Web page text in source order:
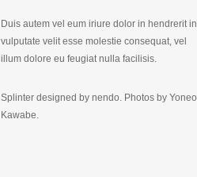
Duis autem vel eum iriure dolor in hendrerit in
vulputate velit esse molestie consequat, vel
illum dolore eu feugiat nulla facilisis.
Splinter designed by nendo. Photos by Yoneo
Kawabe.